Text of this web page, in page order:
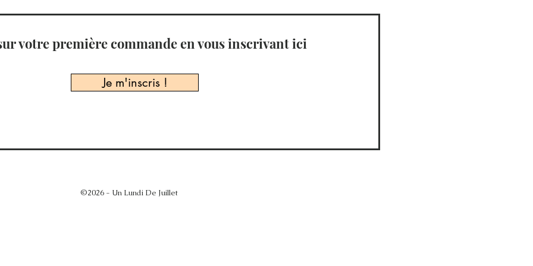
votre première commande en vous inscrivant ici
Je m'inscris !
©2026 - Un Lundi De Juillet